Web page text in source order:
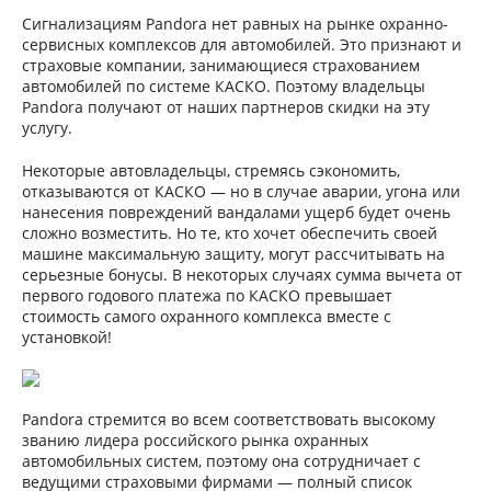
Сигнализациям Pandora нет равных на рынке охранно-
сервисных комплексов для автомобилей. Это признают и
страховые компании, занимающиеся страхованием
автомобилей по системе КАСКО. Поэтому владельцы
Pandora получают от наших партнеров скидки на эту
услугу.
Некоторые автовладельцы, стремясь сэкономить,
отказываются от КАСКО — но в случае аварии, угона или
нанесения повреждений вандалами ущерб будет очень
сложно возместить. Но те, кто хочет обеспечить своей
машине максимальную защиту, могут рассчитывать на
серьезные бонусы. В некоторых случаях сумма вычета от
первого годового платежа по КАСКО превышает
стоимость самого охранного комплекса вместе с
установкой!
Pandora стремится во всем соответствовать высокому
званию лидера российского рынка охранных
автомобильных систем, поэтому она сотрудничает с
ведущими страховыми фирмами — полный список